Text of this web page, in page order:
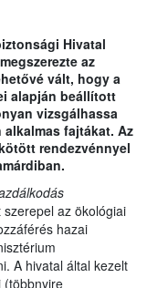
Hivatal
az
vált, hogy a
alapján beállított
vizsgálhassa
fajtákat. Az
rendezvénnyel
az ökológiai
hazai
A hivatal által kezelt
(többnyire